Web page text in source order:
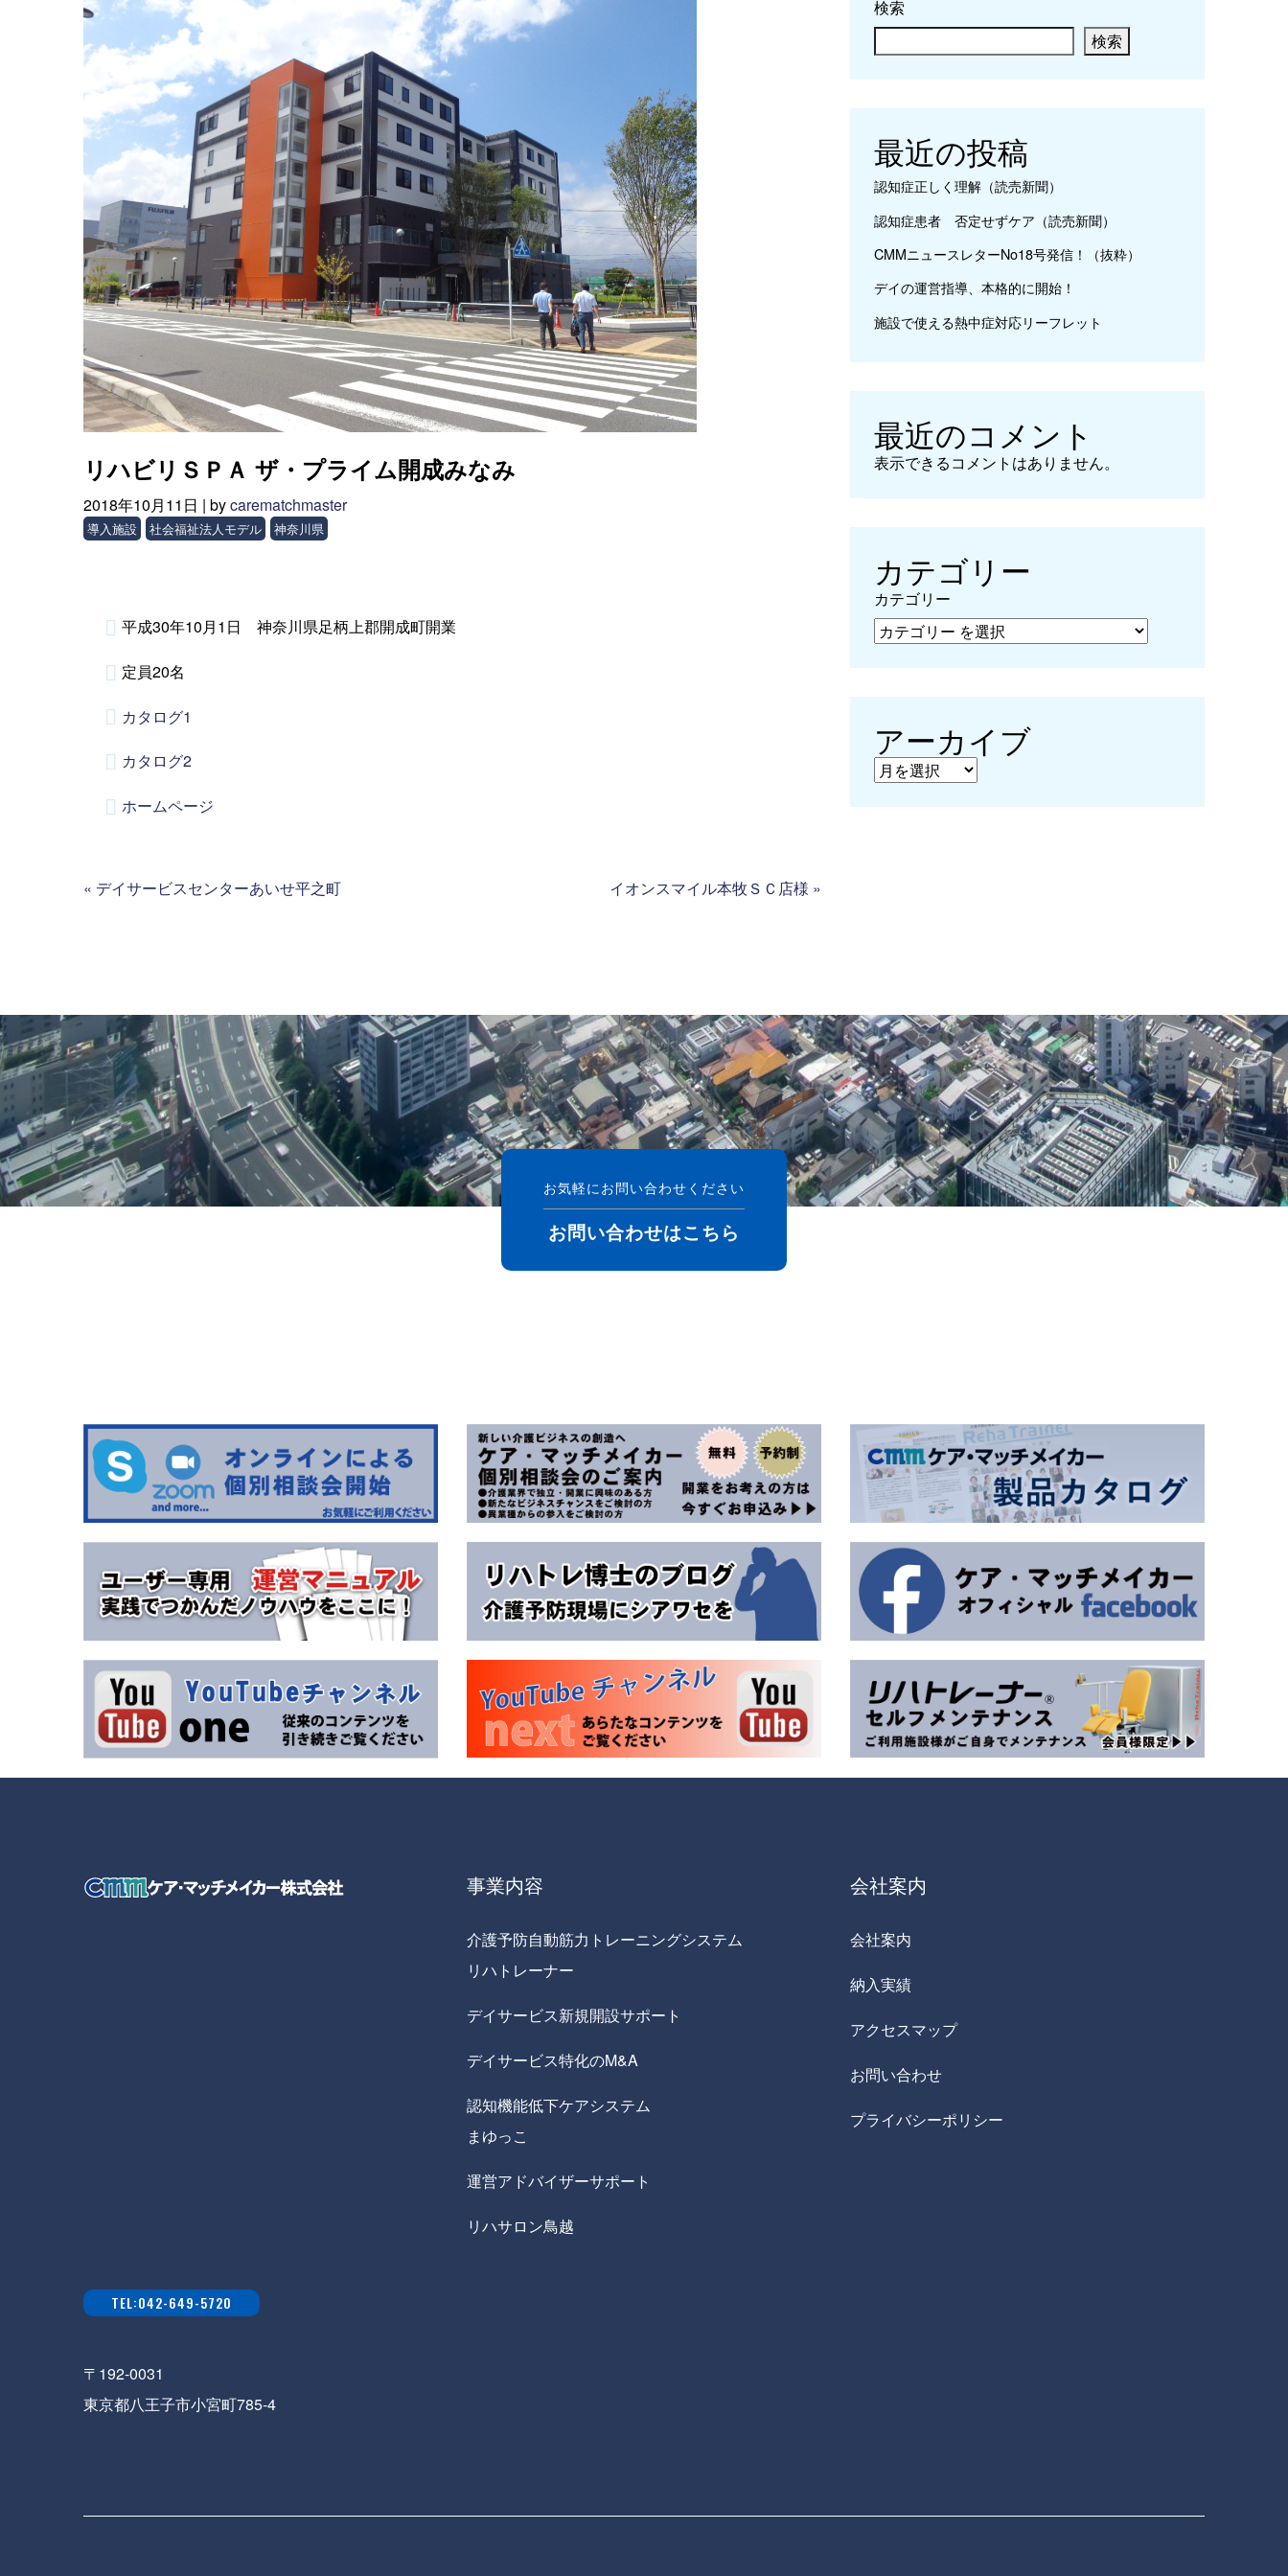
リハビリＳＰＡ ザ・プライム開成みなみ
2018年10月11日 | bycarematchmaster
導入施設 社会福祉法人モデル 神奈川県
平成30年10月1日 神奈川県足柄上郡開成町開業
定員20名
カタログ1
カタログ2
ホームページ
« デイサービスセンターあいせ平之町 イオンスマイル本牧ＳＣ店様 »
検索
検索
最近の投稿
認知症正しく理解（読売新聞）
認知症患者 否定せずケア（読売新聞）
CMMニュースレターNo18号発信！（抜粋）
デイの運営指導、本格的に開始！
施設で使える熱中症対応リーフレット
最近のコメント
表示できるコメントはありません。
カテゴリー
カテゴリー
アーカイブ
アーカイブ
お気軽にお問い合わせください
お問い合わせはこちら
事業内容
介護予防自動筋力トレーニングシステム
リハトレーナー
デイサービス新規開設サポート
デイサービス特化のM&A
認知機能低下ケアシステム
まゆっこ
運営アドバイザーサポート
リハサロン鳥越
会社案内
会社案内
納入実績
アクセスマップ
お問い合わせ
プライバシーポリシー
TEL:042-649-5720
〒192-0031
東京都八王子市小宮町785-4